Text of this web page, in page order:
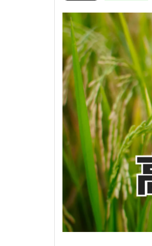
危機管理
衛生管理
お客様サ
サイトマップ
会社概要 プライバ